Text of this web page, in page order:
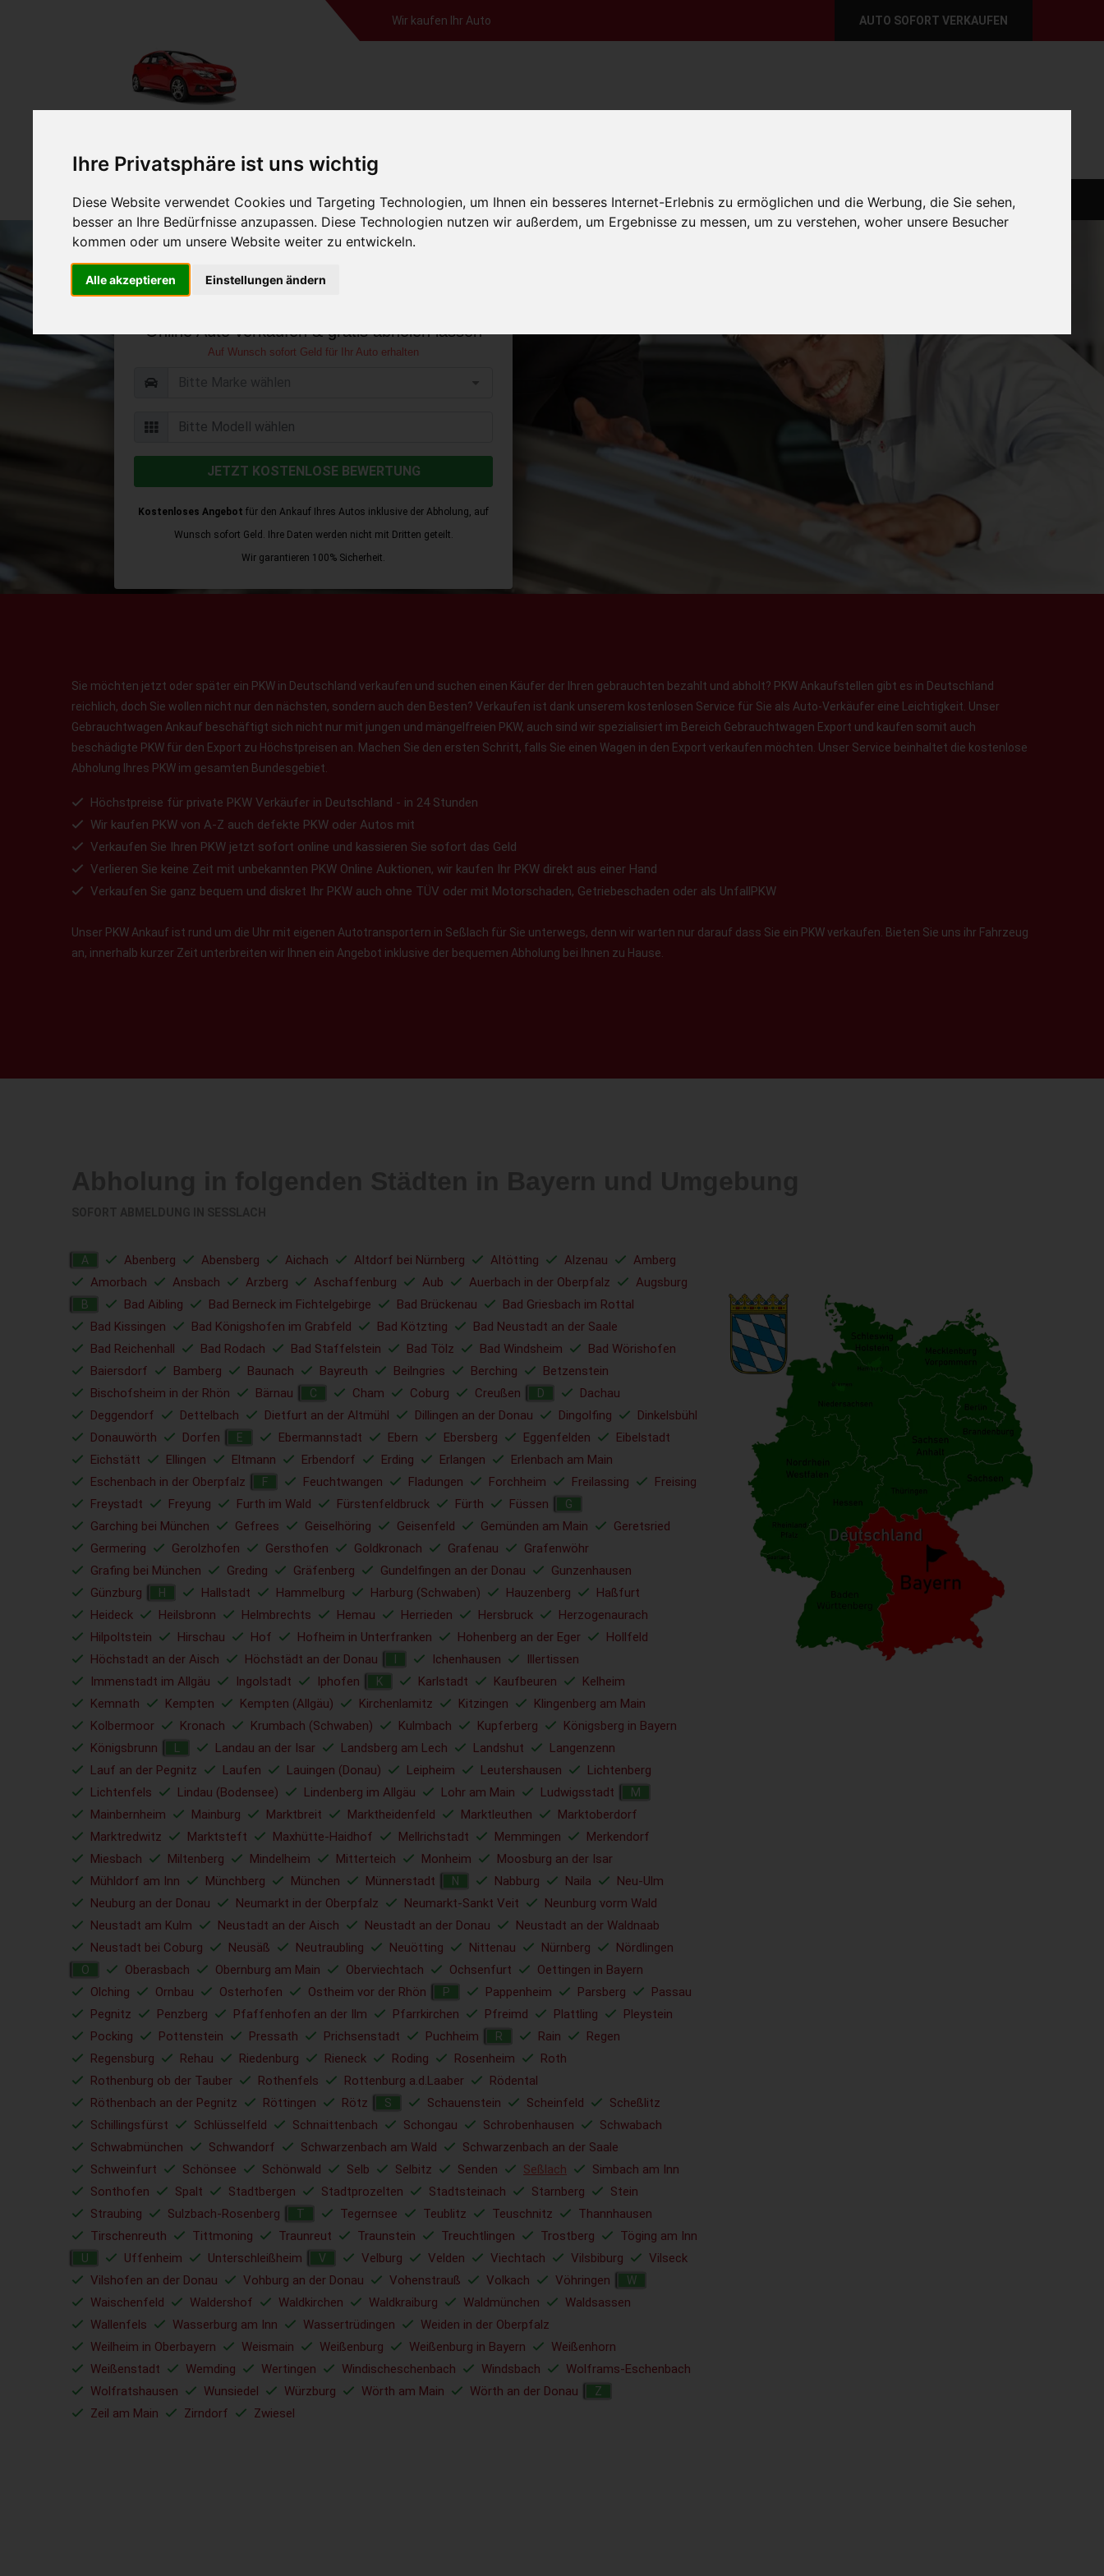
Ihre Privatsphäre ist uns wichtig
Diese Website verwendet Cookies und Targeting Technologien, um Ihnen ein besseres Internet-Erlebnis zu ermöglichen und die Werbung, die Sie sehen,
besser an Ihre Bedürfnisse anzupassen. Diese Technologien nutzen wir außerdem, um Ergebnisse zu messen, um zu verstehen, woher unsere Besucher
kommen oder um unsere Website weiter zu entwickeln.
Alle akzeptieren Einstellungen ändern
Wir kaufen Ihr Auto AUTO SOFORT VERKAUFEN
HOME KONTAKT ÜBER UNS AUTO VERKAUFEN EUROPAWEIT AUTO VERKAUFEN
Auto verkaufen in Seßlach Bayern
Online Auto verkaufen & gratis abholen lassen
Auf Wunsch sofort Geld für Ihr Auto erhalten
JETZT KOSTENLOSE BEWERTUNG
Kostenloses Angebot für den Ankauf Ihres Autos inklusive der Abholung, auf
Wunsch sofort Geld. Ihre Daten werden nicht mit Dritten geteilt.
Wir garantieren 100% Sicherheit.
Sie möchten jetzt oder später ein PKW in Deutschland verkaufen und suchen einen Käufer der Ihren gebrauchten bezahlt und abholt? PKW Ankaufstellen gibt es in Deutschland
reichlich, doch Sie wollen nicht nur den nächsten, sondern auch den Besten? Verkaufen ist dank unserem kostenlosen Service für Sie als Auto-Verkäufer eine Leichtigkeit. Unser
Gebrauchtwagen Ankauf beschäftigt sich nicht nur mit jungen und mängelfreien PKW, auch sind wir spezialisiert im Bereich Gebrauchtwagen Export und kaufen somit auch
beschädigte PKW für den Export zu Höchstpreisen an. Machen Sie den ersten Schritt, falls Sie einen Wagen in den Export verkaufen möchten. Unser Service beinhaltet die kostenlose
Abholung Ihres PKW im gesamten Bundesgebiet.
Höchstpreise für private PKW Verkäufer in Deutschland - in 24 Stunden
Wir kaufen PKW von A-Z auch defekte PKW oder Autos mit
Verkaufen Sie Ihren PKW jetzt sofort online und kassieren Sie sofort das Geld
Verlieren Sie keine Zeit mit unbekannten PKW Online Auktionen, wir kaufen Ihr PKW direkt aus einer Hand
Verkaufen Sie ganz bequem und diskret Ihr PKW auch ohne TÜV oder mit Motorschaden, Getriebeschaden oder als UnfallPKW
Unser PKW Ankauf ist rund um die Uhr mit eigenen Autotransportern in Seßlach für Sie unterwegs, denn wir warten nur darauf dass Sie ein PKW verkaufen. Bieten Sie uns ihr Fahrzeug
an, innerhalb kurzer Zeit unterbreiten wir Ihnen ein Angebot inklusive der bequemen Abholung bei Ihnen zu Hause.
A Abenberg Abensberg Aichach Altdorf bei Nürnberg Altötting Alzenau
Amberg
Amorbach
Ansbach Arzberg Aschaffenburg Aub Auerbach in der Oberpfalz Augsburg
B Bad Aibling Bad Berneck im Fichtelgebirge Bad Brückenau
Bad Griesbach im Rottal
Bad Kissingen
Bad Königshofen im Grabfeld Bad Kötzting
Bad Neustadt an der Saale
Bad Reichenhall
Bad Rodach Bad Staffelstein Bad Tölz Bad Windsheim
Bad Wörishofen
Baiersdorf
Bamberg Baunach Bayreuth Beilngries Berching
Betzenstein
Bischofsheim in der Rhön
Bärnau C Cham Coburg Creußen D
Dachau
Deggendorf
Dettelbach Dietfurt an der Altmühl Dillingen an der Donau Dingolfing
Dinkelsbühl
Donauwörth
Dorfen E Ebermannstadt Ebern Ebersberg Eggenfelden
Eibelstadt
Eichstätt
Ellingen Eltmann Erbendorf Erding Erlangen
Erlenbach am Main
Eschenbach in der Oberpfalz
F Feuchtwangen Fladungen Forchheim Freilassing
Freising
Freystadt
Freyung Furth im Wald Fürstenfeldbruck Fürth Füssen G
Garching bei München Gefrees Geiselhöring Geisenfeld Gemünden am Main
Geretsried
Germering
Gerolzhofen Gersthofen Goldkronach Grafenau
Grafenwöhr
Grafing bei München
Greding Gräfenberg Gundelfingen an der Donau
Gunzenhausen
Günzburg
H Hallstadt Hammelburg Harburg (Schwaben) Hauzenberg
Haßfurt
Heideck
Heilsbronn Helmbrechts Hemau Herrieden Hersbruck
Herzogenaurach
Hilpoltstein
Hirschau Hof Hofheim in Unterfranken Hohenberg an der Eger
Hollfeld
Höchstadt an der Aisch
Höchstädt an der Donau Ichenhausen
Illertissen
Immenstadt im Allgäu
Ingolstadt Iphofen K Karlstadt Kaufbeuren
Kelheim
Kemnath
Kempten Kempten (Allgäu) Kirchenlamitz Kitzingen
Klingenberg am Main
Kolbermoor
Kronach Krumbach (Schwaben) Kulmbach Kupferberg
Königsberg in Bayern
Königsbrunn
Landau an der Isar Landsberg am Lech Landshut
Langenzenn
Lauf an der Pegnitz
Laufen Lauingen (Donau) Leipheim Leutershausen
Lichtenberg
Lichtenfels
Lindau (Bodensee) Lindenberg im Allgäu Lohr am Main Ludwigsstadt M
Mainbernheim Mainburg Marktbreit Marktheidenfeld Marktleuthen
Marktoberdorf
Marktredwitz
Marktsteft Maxhütte-Haidhof Mellrichstadt Memmingen
Merkendorf
Miesbach
Miltenberg Mindelheim Mitterteich Monheim
Moosburg an der Isar
Mühldorf am Inn
Münchberg München Münnerstadt N Nabburg Naila
Neu-Ulm
Neuburg an der Donau
Neumarkt in der Oberpfalz Neumarkt-Sankt Veit
Neunburg vorm Wald
Neustadt am Kulm
Neustadt an der Aisch Neustadt an der Donau
Neustadt an der Waldnaab
Neustadt bei Coburg
Neusäß Neutraubling Neuötting Nittenau Nürnberg Nördlingen
O Oberasbach Obernburg am Main Oberviechtach Ochsenfurt
Oettingen in Bayern
Olching
Ornbau Osterhofen Ostheim vor der Rhön P Pappenheim Parsberg
Passau
Pegnitz
Penzberg Pfaffenhofen an der Ilm Pfarrkirchen Pfreimd Plattling
Pleystein
Pocking
Pottenstein Pressath Prichsenstadt Puchheim R Rain
Regen
Regensburg
Rehau Riedenburg Rieneck Roding Rosenheim
Roth
Rothenburg ob der Tauber
Rothenfels Rottenburg a.d.Laaber
Rödental
Röthenbach an der Pegnitz
Röttingen Rötz S Schauenstein Scheinfeld
Scheßlitz
Schillingsfürst
Schlüsselfeld Schnaittenbach Schongau Schrobenhausen
Schwabach
Schwabmünchen
Schwandorf Schwarzenbach am Wald
Schwarzenbach an der Saale
Schweinfurt
Schönsee Schönwald Selb Selbitz Senden Seßlach
Simbach am Inn
Sonthofen
Spalt Stadtbergen Stadtprozelten Stadtsteinach Starnberg
Stein
Straubing
Sulzbach-Rosenberg T Tegernsee Teublitz Teuschnitz
Thannhausen
Tirschenreuth
Tittmoning Traunreut Traunstein Treuchtlingen Trostberg Töging am Inn
U Uffenheim Unterschleißheim V Velburg Velden Viechtach Vilsbiburg
Vilseck
Vilshofen an der Donau
Vohburg an der Donau Vohenstrauß Volkach Vöhringen W
Waischenfeld Waldershof Waldkirchen Waldkraiburg Waldmünchen
Waldsassen
Wallenfels
Wasserburg am Inn Wassertrüdingen
Weiden in der Oberpfalz
Weilheim in Oberbayern
Weismain Weißenburg Weißenburg in Bayern
Weißenhorn
Weißenstadt
Wemding Wertingen Windischeschenbach Windsbach
Wolframs-Eschenbach
Wolfratshausen
Wunsiedel Würzburg Wörth am Main Wörth an der Donau Z
Zeil am Main Zirndorf Zwiesel